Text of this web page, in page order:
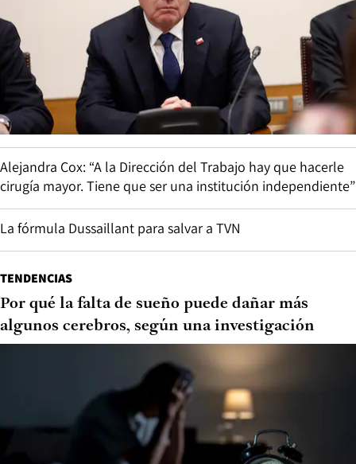
Alejandra Cox: “A la Dirección del Trabajo hay que hacerle
cirugía mayor. Tiene que ser una institución independiente”
La fórmula Dussaillant para salvar a TVN
TENDENCIAS
Por qué la falta de sueño puede dañar más
algunos cerebros, según una investigación